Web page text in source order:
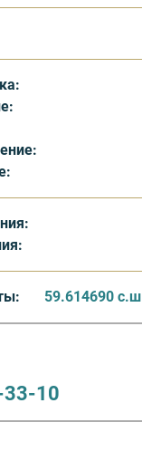
59.614690 с.ш
10